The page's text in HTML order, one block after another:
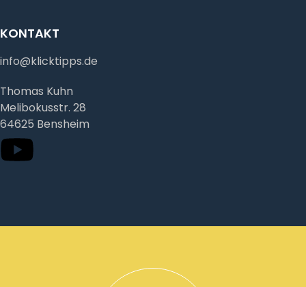
KONTAKT
info@klicktipps.de
Thomas Kuhn
Melibokusstr. 28
64625 Bensheim